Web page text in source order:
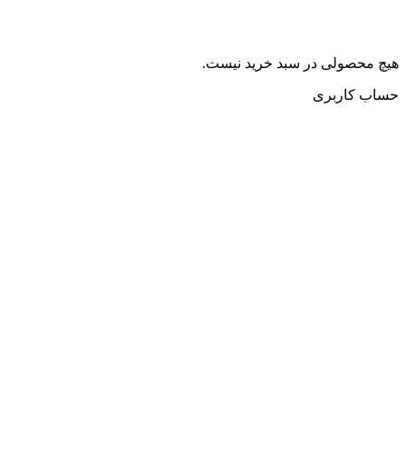
هیچ محصولی در سبد خرید نیست.
حساب کاربری